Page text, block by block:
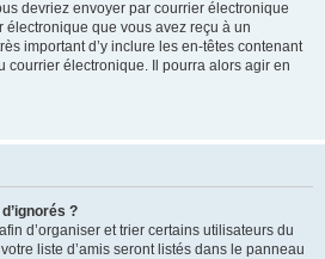
devriez envoyer par courrier électronique
que vous avez reçu à un
important d’y inclure les en-têtes contenant
courrier électronique. Il pourra alors agir en
?
d’organiser et trier certains utilisateurs du
liste d’amis seront listés dans le panneau